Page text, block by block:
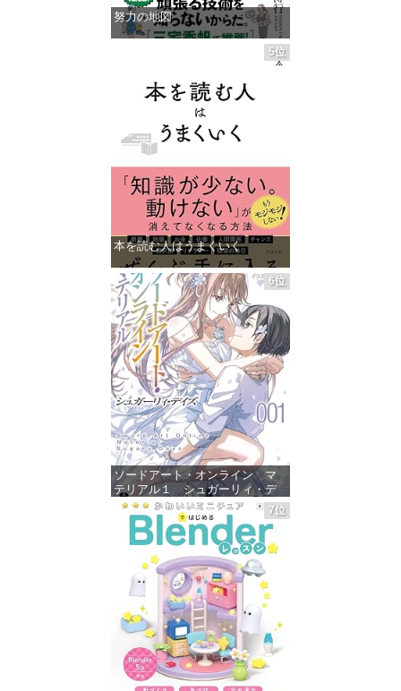
努力の地図
価格：¥1,485
5位
本を読む人はうまくいく
価格：¥1,485
6位
ソードアート・オンライン マ
テリアル１ シュガーリィ・デ
イズ (電撃文庫)
価格：¥880
7位